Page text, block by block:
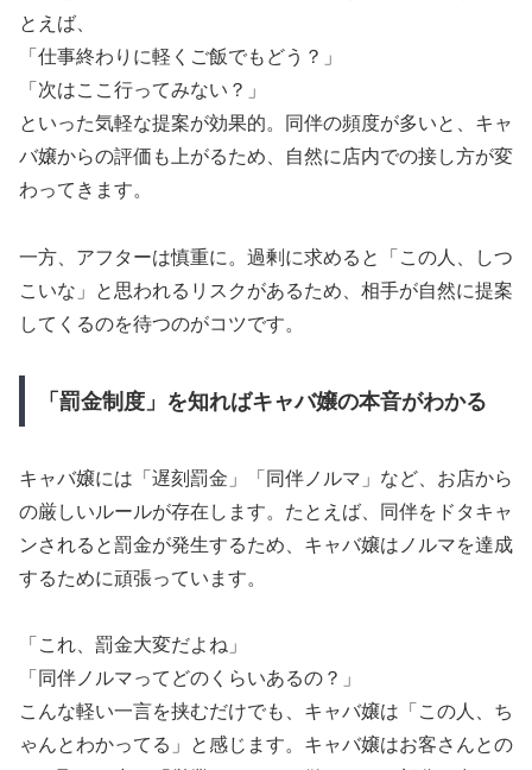
とえば、
「仕事終わりに軽くご飯でもどう？」
「次はここ行ってみない？」
といった気軽な提案が効果的。同伴の頻度が多いと、キャ
バ嬢からの評価も上がるため、自然に店内での接し方が変
わってきます。
一方、アフターは慎重に。過剰に求めると「この人、しつ
こいな」と思われるリスクがあるため、相手が自然に提案
してくるのを待つのがコツです。
「罰金制度」を知ればキャバ嬢の本音がわかる
キャバ嬢には「遅刻罰金」「同伴ノルマ」など、お店から
の厳しいルールが存在します。たとえば、同伴をドタキャ
ンされると罰金が発生するため、キャバ嬢はノルマを達成
するために頑張っています。
「これ、罰金大変だよね」
「同伴ノルマってどのくらいあるの？」
こんな軽い一言を挟むだけでも、キャバ嬢は「この人、ち
ゃんとわかってる」と感じます。キャバ嬢はお客さんとの